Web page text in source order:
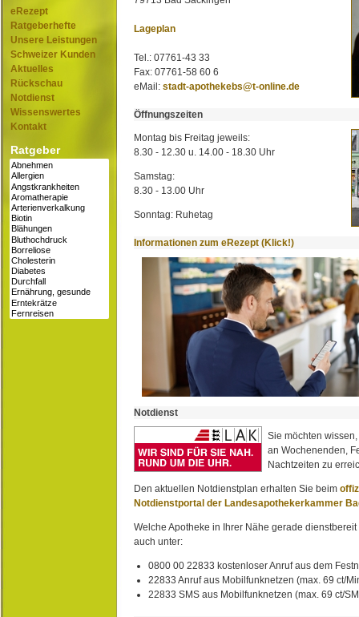
eRezept
Ratgeberhefte
Unsere Leistungen
Schweizer Kunden
Aktuelles
Rückschau
Notdienst
Wissenswertes
Kontakt
Ratgeber
Lageplan
Tel.: 07761-43 33
Fax: 07761-58 60 6
eMail: stadt-apothekebs@t-online.de
Öffnungszeiten
Montag bis Freitag jeweils:
8.30 - 12.30 u. 14.00 - 18.30 Uhr
Samstag:
8.30 - 13.00 Uhr
Sonntag: Ruhetag
Informationen zum eRezept (Klick!)
Notdienst
Sie möchten
an Wochenenden,
Nachtzeiten zu
Den aktuellen Notdienstplan erhalten Sie beim
Notdienstportal der Landesapothekerkammer
Welche Apotheke in Ihrer Nähe gerade
auch unter:
0800 00 22833 kostenloser Anruf aus dem
22833 Anruf aus Mobilfunknetzen (max. 69 ct/
22833 SMS aus Mobilfunknetzen (max. 69 ct/